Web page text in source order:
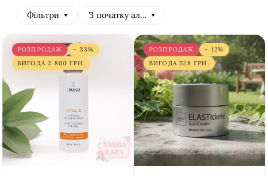
Фільтри З початку алфавіту
РОЗПРОДАЖ
- 33%
ВИГОДА2 800 ГРН.
РОЗПРОДАЖ
- 12%
ВИГОДА528 ГРН.